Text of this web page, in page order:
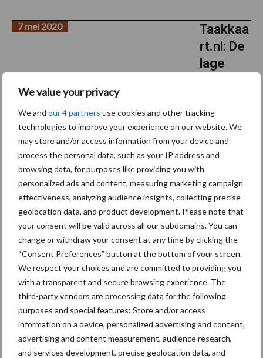
We value your privacy
We and our 4 partners use cookies and other tracking
technologies to improve your experience on our website. We
may store and/or access information from your device and
process the personal data, such as your IP address and
browsing data, for purposes like providing you with
personalized ads and content, measuring marketing campaign
effectiveness, analyzing audience insights, collecting precise
geolocation data, and product development. Please note that
your consent will be valid across all our subdomains. You can
change or withdraw your consent at any time by clicking the
“Consent Preferences” button at the bottom of your screen.
We respect your choices and are committed to providing you
with a transparent and secure browsing experience. The
third-party vendors are processing data for the following
purposes and special features: Store and/or access
information on a device, personalized advertising and content,
advertising and content measurement, audience research,
and services development, precise geolocation data, and
Taakkaa
rt.nl: De
lage
precisiel
andbou
w
7 mei 2020
Op basis van verschillende data en met een taakkaart maakt Gijs
eenmaal de weg van precisielandbouw inslaat, dan komt er
steeds meer bij. Akkerbouwer Gijs van der ...
Lees meer
RMA:
“Te allen
tijde
tekorten
in het
gewas
30 april 2020